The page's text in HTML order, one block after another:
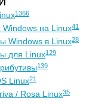
1366
Windows на Linux41
Windows в Linux28
для Linux129
139
Linux21
/ Rosa Linux35